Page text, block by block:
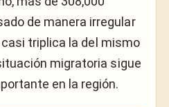
de manera irregular
triplica la del mismo
migratoria sigue
en la región.